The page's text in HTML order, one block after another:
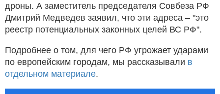
дроны. А заместитель председателя Совбеза РФ
Дмитрий Медведев заявил, что эти адреса – "это
реестр потенциальных законных целей ВС РФ".
Подробнее о том, для чего РФ угрожает ударами
по европейским городам, мы рассказывали в
отдельном материале.